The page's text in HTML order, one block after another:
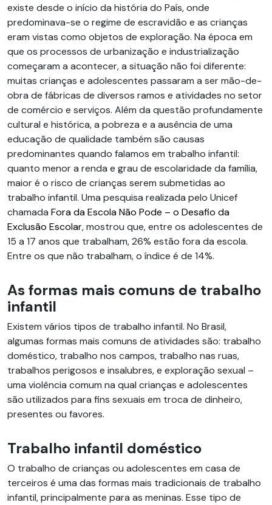
existe desde o início da história do País, onde
predominava-se o regime de escravidão e as crianças
eram vistas como objetos de exploração. Na época em
que os processos de urbanização e industrialização
começaram a acontecer, a situação não foi diferente:
muitas crianças e adolescentes passaram a ser mão-de-
obra de fábricas de diversos ramos e atividades no setor
de comércio e serviços. Além da questão profundamente
cultural e histórica, a pobreza e a ausência de uma
educação de qualidade também são causas
predominantes quando falamos em trabalho infantil:
quanto menor a renda e grau de escolaridade da família,
maior é o risco de crianças serem submetidas ao
trabalho infantil. Uma pesquisa realizada pelo Unicef
chamada Fora da Escola Não Pode – o Desafio da
Exclusão Escolar, mostrou que, entre os adolescentes de
15 a 17 anos que trabalham, 26% estão fora da escola.
Entre os que não trabalham, o índice é de 14%.
As formas mais comuns de trabalho
infantil
Existem vários tipos de trabalho infantil. No Brasil,
algumas formas mais comuns de atividades são: trabalho
doméstico, trabalho nos campos, trabalho nas ruas,
trabalhos perigosos e insalubres, e exploração sexual –
uma violência comum na qual crianças e adolescentes
são utilizados para fins sexuais em troca de dinheiro,
presentes ou favores.
Trabalho infantil doméstico
O trabalho de crianças ou adolescentes em casa de
terceiros é uma das formas mais tradicionais de trabalho
infantil, principalmente para as meninas. Esse tipo de